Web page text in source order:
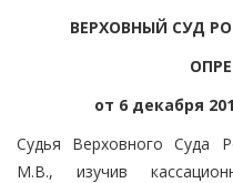
ВЕРХОВНЫЙ СУД
от 6 декабря
Судья Верховного Суда
М.В., изучив